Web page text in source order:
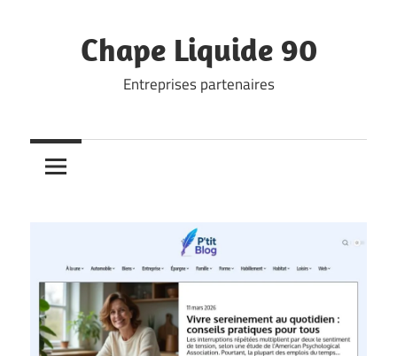
Chape Liquide 90
Entreprises partenaires